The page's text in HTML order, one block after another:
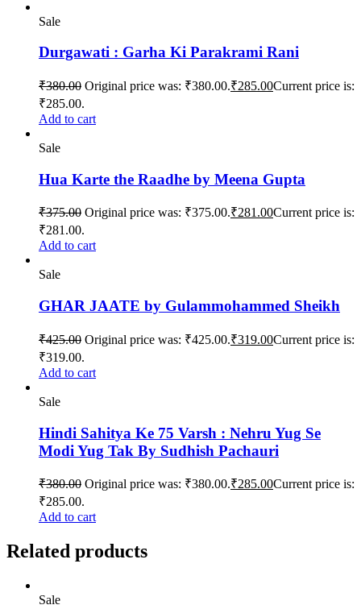
Sale
Durgawati : Garha Ki Parakrami Rani
₹380.00 Original price was: ₹380.00.₹285.00Current price is:
₹285.00.
Add to cart
Sale
Hua Karte the Raadhe by Meena Gupta
₹375.00 Original price was: ₹375.00.₹281.00Current price is:
₹281.00.
Add to cart
Sale
GHAR JAATE by Gulammohammed Sheikh
₹425.00 Original price was: ₹425.00.₹319.00Current price is:
₹319.00.
Add to cart
Sale
Hindi Sahitya Ke 75 Varsh : Nehru Yug Se
Modi Yug Tak By Sudhish Pachauri
₹380.00 Original price was: ₹380.00.₹285.00Current price is:
₹285.00.
Add to cart
Related products
Sale